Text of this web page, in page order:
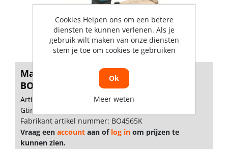
Makita Vlakschuurmachine 230V
BO4565K
Artikelnummer: 1711205
Gtin: 0088381081764
Fabrikant artikel nummer: BO4565K
Vraag een account aan of log in om prijzen te
kunnen zien.
Cookies Helpen ons om een betere
diensten te kunnen verlenen. Als je
gebruik wilt maken van onze diensten
stem je toe om cookies te gebruiken
Ok
Meer weten